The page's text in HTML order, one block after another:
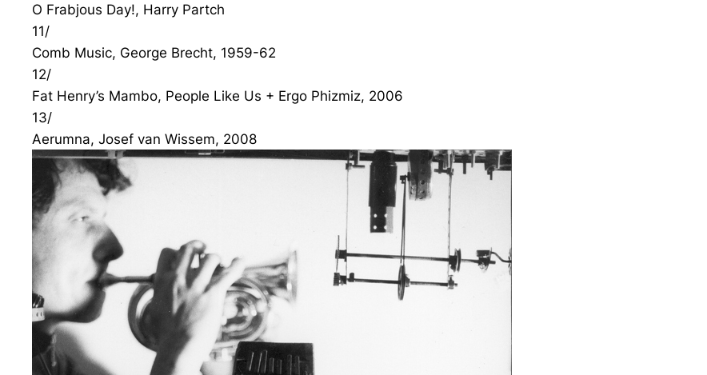
O Frabjous Day!, Harry Partch
11/
Comb Music, George Brecht, 1959-62
12/
Fat Henry’s Mambo, People Like Us + Ergo Phizmiz, 2006
13/
Aerumna, Josef van Wissem, 2008